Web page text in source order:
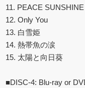
11. PEACE SUNSHINE
12. Only You
13. 白雪姫
14. 熱帯魚の涙
15. 太陽と向日葵
■DISC-4: Blu-ray or